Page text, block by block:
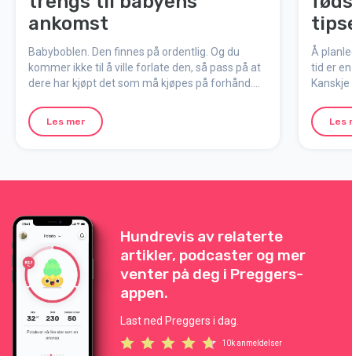
ankomst
Babyboblen. Den finnes på ordentlig. Og du
kommer ikke til å ville forlate den, så pass på at
dere har kjøpt det som må kjøpes på forhånd.
trengs med en nyfødt baby hjemme.
Les mer
Å
tid er
riktig.
og å
Les
Hundrevis av relaterte
artikler, podcaster og mer
venter på deg i Preggers-
appen.
Last ned Preggers i dag.
10k anmeldelser